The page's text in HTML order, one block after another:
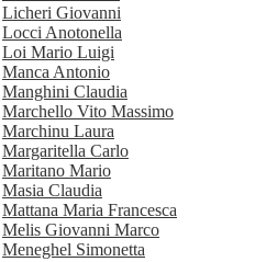
Licheri Giovanni
Locci Anotonella
Loi Mario Luigi
Manca Antonio
Manghini Claudia
Marchello Vito Massimo
Marchinu Laura
Margaritella Carlo
Maritano Mario
Masia Claudia
Mattana Maria Francesca
Melis Giovanni Marco
Meneghel Simonetta